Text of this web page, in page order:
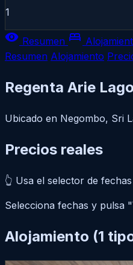
1
visibility Resumen bed
Resumen Alojamiento
Regenta Arie
Ubicado en Negombo, Sri
Precios reales
👆 Usa el selector de
Selecciona fechas y pulsa
Alojamiento (1